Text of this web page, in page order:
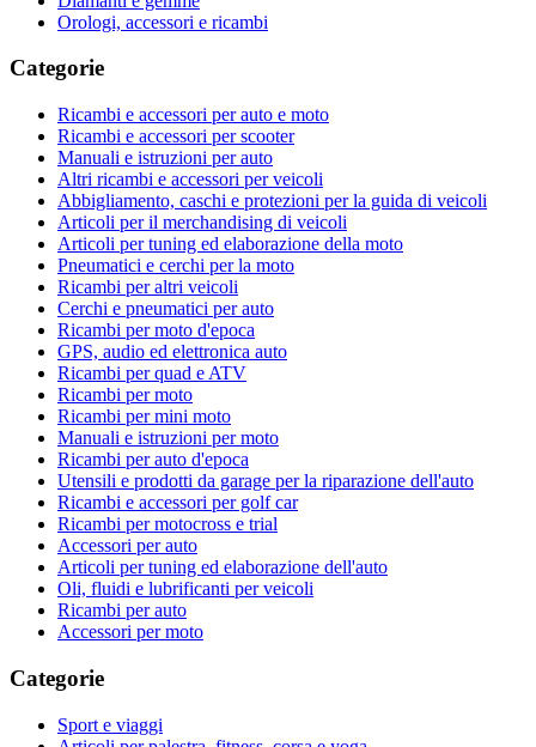
Orologi, accessori e ricambi
Categorie
Ricambi e accessori per auto e moto
Ricambi e accessori per scooter
Manuali e istruzioni per auto
Altri ricambi e accessori per veicoli
Abbigliamento, caschi e protezioni per la guida di veicoli
Articoli per il merchandising di veicoli
Articoli per tuning ed elaborazione della moto
Pneumatici e cerchi per la moto
Ricambi per altri veicoli
Cerchi e pneumatici per auto
Ricambi per moto d'epoca
GPS, audio ed elettronica auto
Ricambi per quad e ATV
Ricambi per moto
Ricambi per mini moto
Manuali e istruzioni per moto
Ricambi per auto d'epoca
Utensili e prodotti da garage per la riparazione dell'auto
Ricambi e accessori per golf car
Ricambi per motocross e trial
Accessori per auto
Articoli per tuning ed elaborazione dell'auto
Oli, fluidi e lubrificanti per veicoli
Ricambi per auto
Accessori per moto
Categorie
Sport e viaggi